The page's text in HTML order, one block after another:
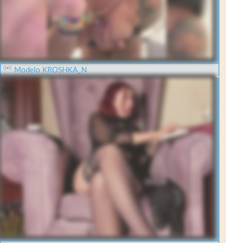
Modelo KROSHKA_N